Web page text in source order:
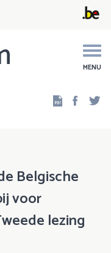
MENU
Belgische
voor
lezing